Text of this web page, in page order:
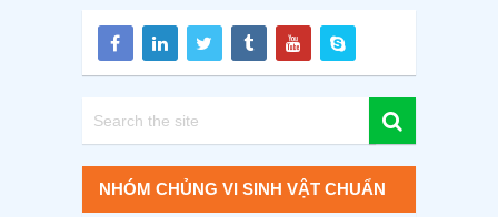
NHÓM CHỦNG VI SINH VẬT CHUẨN